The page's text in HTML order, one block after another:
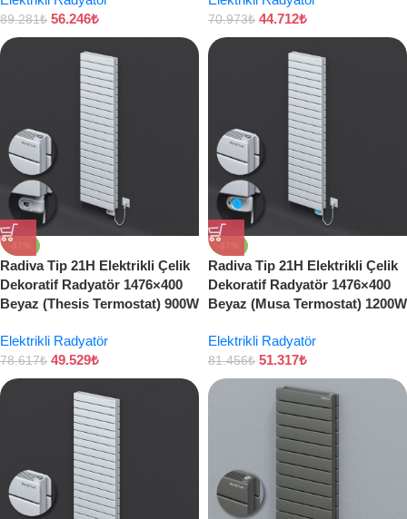
89.281₺ 56.246₺ 70.973₺ 44.712₺
-37%
Radiva Tip 21H Elektrikli Çelik
Dekoratif Radyatör 1476×400
Beyaz (Thesis Termostat) 900W
Elektrikli Radyatör
78.617₺ 49.529₺
-37%
Radiva Tip 21H Elektrikli Çelik
Dekoratif Radyatör 1476×400
Beyaz (Musa Termostat) 1200W
Elektrikli Radyatör
81.456₺ 51.317₺